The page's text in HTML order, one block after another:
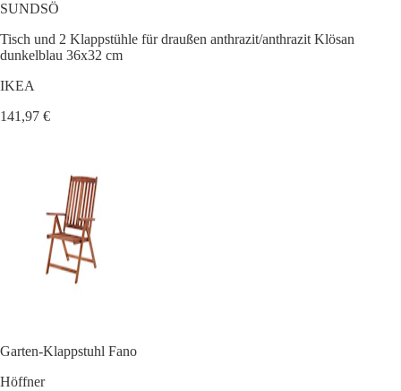
SUNDSÖ
Tisch und 2 Klappstühle für draußen anthrazit/anthrazit Klösan
dunkelblau 36x32 cm
IKEA
141,97 €
Garten-Klappstuhl Fano
Höffner